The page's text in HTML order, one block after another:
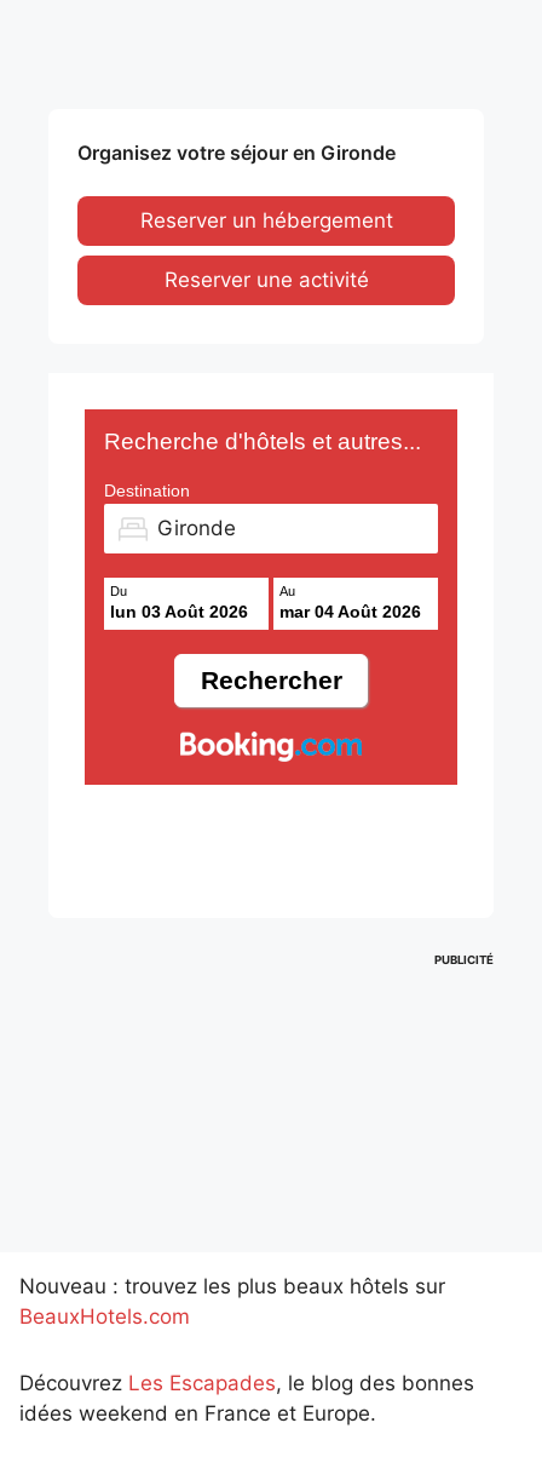
Organisez votre séjour en Gironde
Reserver un hébergement
Reserver une activité
Recherche d'hôtels et autres...
Destination
Du
lun 03 Août 2026
Au
mar 04 Août 2026
PUBLICITÉ
Nouveau : trouvez les plus beaux hôtels sur
BeauxHotels.com
Découvrez Les Escapades, le blog des bonnes
idées weekend en France et Europe.